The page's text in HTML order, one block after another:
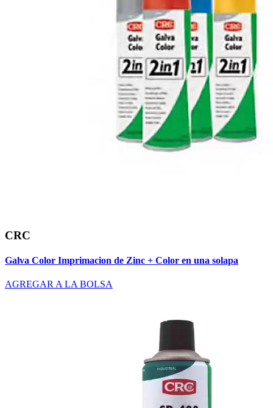
CRC
Galva Color Imprimacion de Zinc + Color en una solapa
AGREGAR A LA BOLSA